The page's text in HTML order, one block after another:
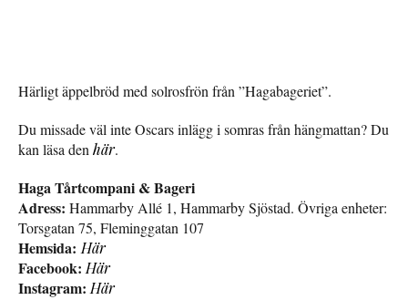
Härligt äppelbröd med solrosfrön från ”Hagabageriet”.
Du missade väl inte Oscars inlägg i somras från hängmattan? Du
kan läsa den här.
Haga Tårtcompani & Bageri
Adress: Hammarby Allé 1, Hammarby Sjöstad. Övriga enheter:
Torsgatan 75, Fleminggatan 107
Hemsida: Här
Facebook: Här
Instagram: Här